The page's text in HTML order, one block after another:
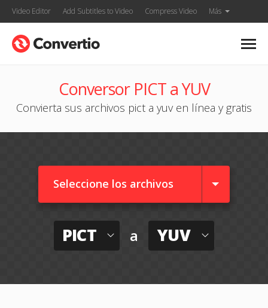
Video Editor Add Subtitles to Video Compress Video Más
Conversor PICT a YUV
Convierta sus archivos pict a yuv en línea y gratis
Seleccione los archivos
PICT a YUV